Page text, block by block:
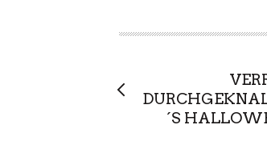
´S